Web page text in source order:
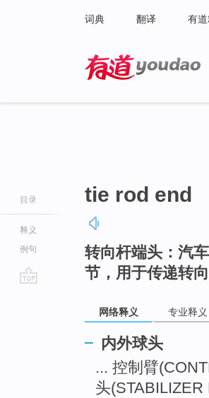
词典 翻译 有
目录
释义
例句
tie rod end
转向杆端头：汽
节，用于传递转
网络释义 专业释义
内外球头
... 控制臂
头(STABILIZER